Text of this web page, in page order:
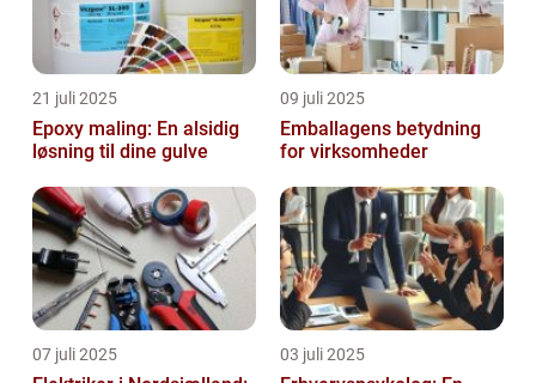
21 juli 2025
Epoxy maling: En alsidig
løsning til dine gulve
09 juli 2025
Emballagens betydning
for virksomheder
07 juli 2025 03 juli 2025